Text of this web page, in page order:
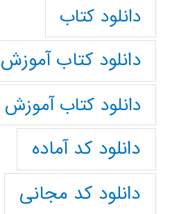
دانلود کتاب
دانلود کتاب آموزش MATLAB
دانلود کتاب
دانلود کد آماده
دانلود کد مجانی